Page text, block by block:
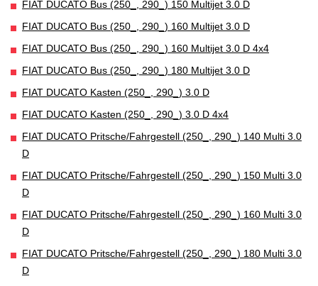
FIAT DUCATO Bus (250_, 290_) 150 Multijet 3.0 D
FIAT DUCATO Bus (250_, 290_) 160 Multijet 3.0 D
FIAT DUCATO Bus (250_, 290_) 160 Multijet 3.0 D 4x4
FIAT DUCATO Bus (250_, 290_) 180 Multijet 3.0 D
FIAT DUCATO Kasten (250_, 290_) 3.0 D
FIAT DUCATO Kasten (250_, 290_) 3.0 D 4x4
FIAT DUCATO Pritsche/Fahrgestell (250_, 290_) 140 Multi 3.0
D
FIAT DUCATO Pritsche/Fahrgestell (250_, 290_) 150 Multi 3.0
D
FIAT DUCATO Pritsche/Fahrgestell (250_, 290_) 160 Multi 3.0
D
FIAT DUCATO Pritsche/Fahrgestell (250_, 290_) 180 Multi 3.0
D